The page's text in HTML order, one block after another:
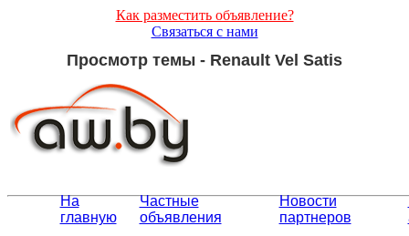
Как разместить объявление?
Связаться с нами
Просмотр темы - Renault Vel Satis
На
главную
Частные
объявления
Новости
партнеров